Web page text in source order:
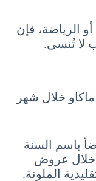
الرياضة، فإن
لا تُنسى.
خلال شهر
باسم السنة
خلال عروض
الملونة.